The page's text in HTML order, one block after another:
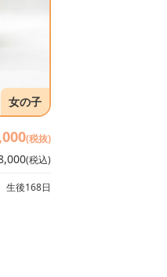
女の子
(税抜)
(税込)
生後168日